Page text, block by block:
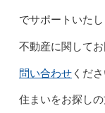
でサポートいたし
不動産に関して
問い合わせくださ
住まいをお探し